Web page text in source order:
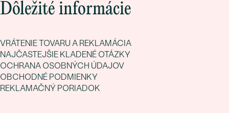
Dôležité informácie
VRÁTENIE TOVARU A REKLAMÁCIA
NAJČASTEJŠIE KLADENÉ OTÁZKY
OCHRANA OSOBNÝCH ÚDAJOV
OBCHODNÉ PODMIENKY
REKLAMAČNÝ PORIADOK